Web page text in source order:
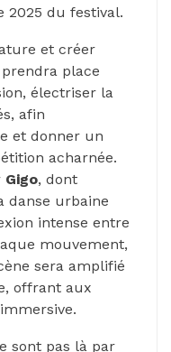
2025 du festival.
et créer
prendra place
électriser la
afin
et donner un
acharnée.
Gigo, dont
danse urbaine
intense entre
mouvement,
sera amplifié
offrant aux
sont pas là par